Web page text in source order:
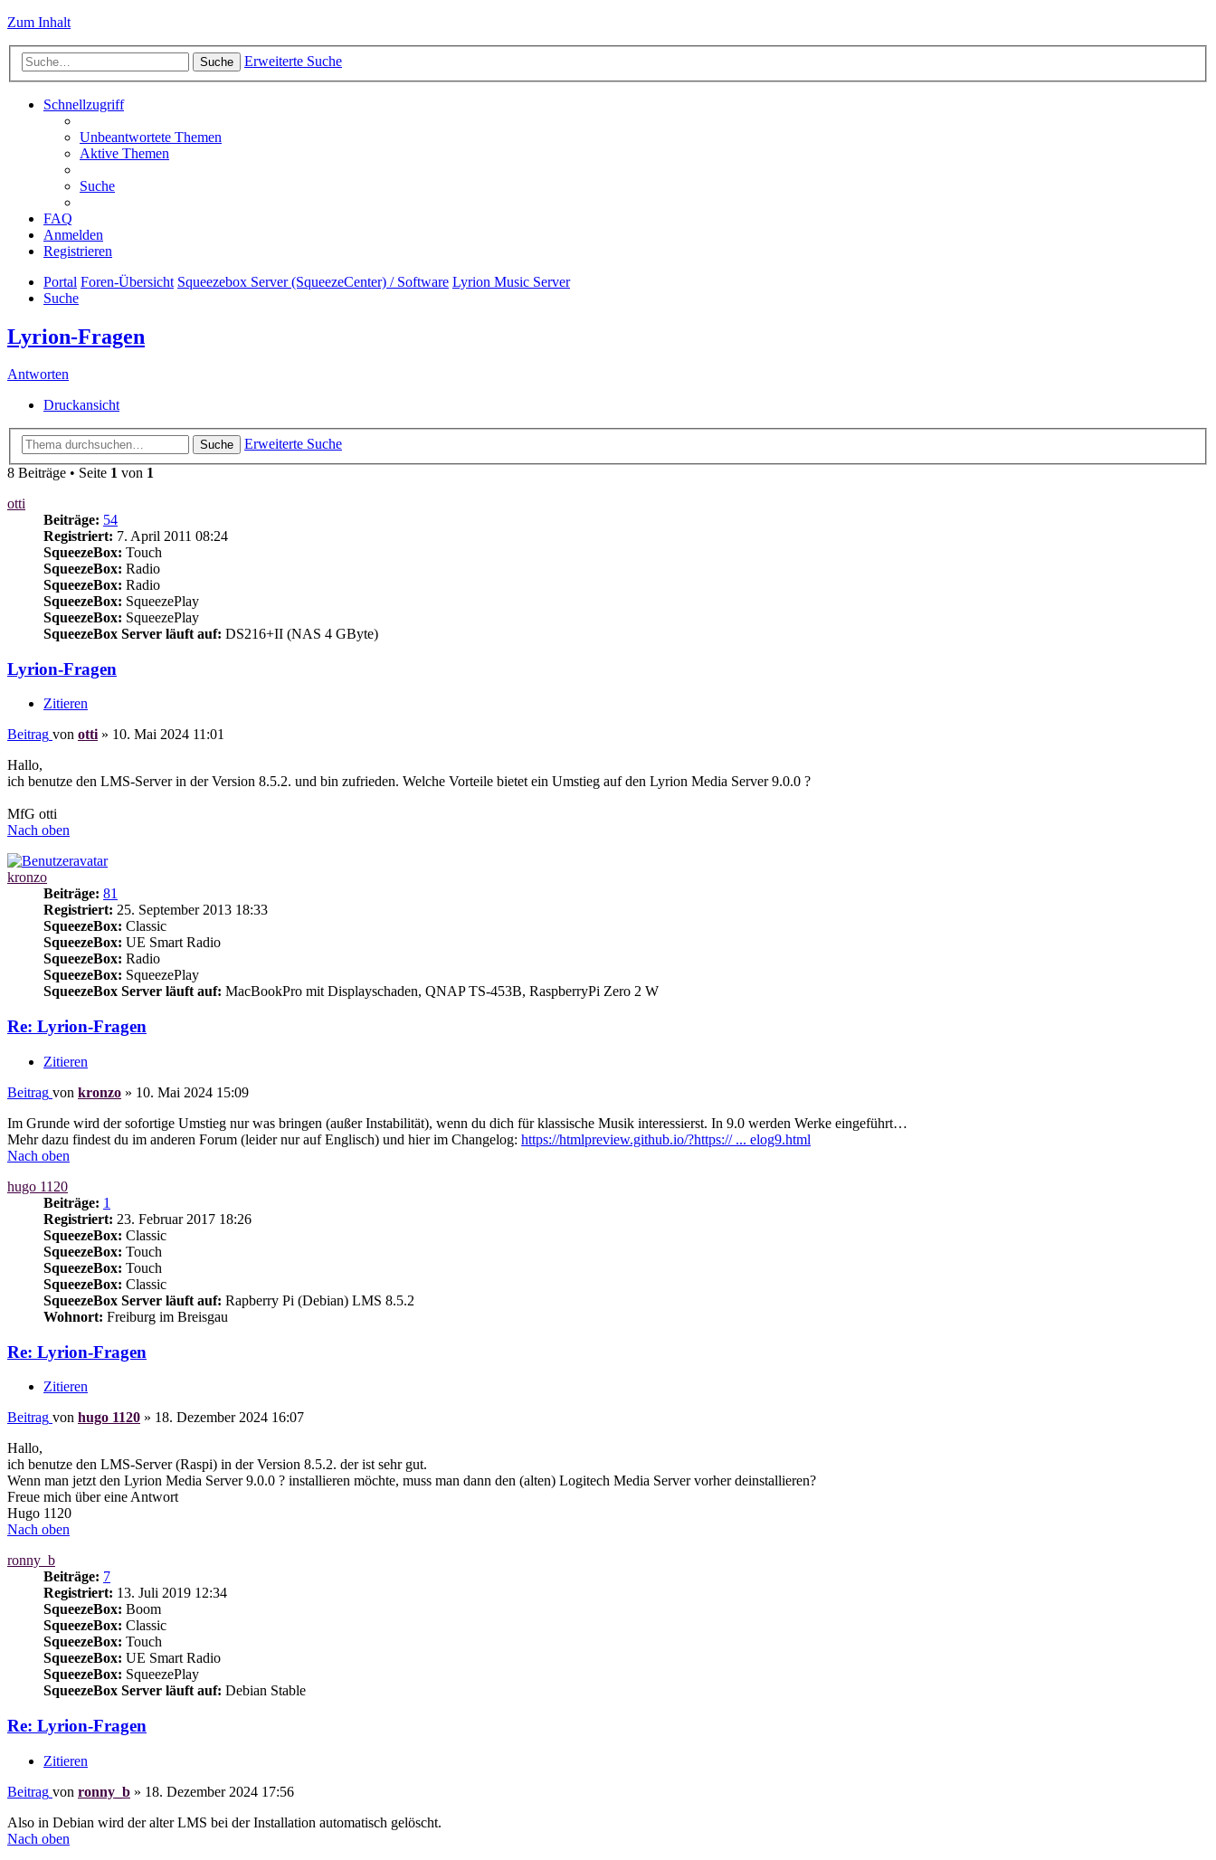
Zum Inhalt
Suche Erweiterte Suche
Schnellzugriff
Unbeantwortete Themen
Aktive Themen
Suche
FAQ
Anmelden
Registrieren
Portal Foren-Übersicht Squeezebox Server (SqueezeCenter) / Software Lyrion Music Server
Suche
Lyrion-Fragen
Antworten
Druckansicht
Suche
Erweiterte Suche
8 Beiträge • Seite 1 von 1
otti
Beiträge: 54
Registriert: 7. April 2011 08:24
SqueezeBox: Touch
SqueezeBox: Radio
SqueezeBox: Radio
SqueezeBox: SqueezePlay
SqueezeBox: SqueezePlay
SqueezeBox Server läuft auf: DS216+II (NAS 4 GByte)
Lyrion-Fragen
Zitieren
Beitrag von otti» 10. Mai 2024 11:01
Hallo,
ich benutze den LMS-Server in der Version 8.5.2. und bin zufrieden. Welche Vorteile bietet ein Umstieg auf den Lyrion Media Server 9.0.0 ?
MfG otti
Nach oben
kronzo
Beiträge: 81
Registriert: 25. September 2013 18:33
SqueezeBox: Classic
SqueezeBox: UE Smart Radio
SqueezeBox: Radio
SqueezeBox: SqueezePlay
SqueezeBox Server läuft auf: MacBookPro mit Displayschaden, QNAP TS-453B, RaspberryPi Zero 2 W
Re: Lyrion-Fragen
Zitieren
Beitrag von kronzo » 10. Mai 2024 15:09
Im Grunde wird der sofortige Umstieg nur was bringen (außer Instabilität), wenn du dich für klassische Musik interessierst. In 9.0 werden Werke eingeführt…
Mehr dazu findest du im anderen Forum (leider nur auf Englisch) und hier im Changelog: https://htmlpreview.github.io/?https:// ... elog9.html
Nach oben
hugo 1120
Beiträge: 1
Registriert: 23. Februar 2017 18:26
SqueezeBox: Classic
SqueezeBox: Touch
SqueezeBox: Touch
SqueezeBox: Classic
SqueezeBox Server läuft auf: Rapberry Pi (Debian) LMS 8.5.2
Wohnort: Freiburg im Breisgau
Re: Lyrion-Fragen
Zitieren
Beitrag von hugo 1120 » 18. Dezember 2024 16:07
Hallo,
ich benutze den LMS-Server (Raspi) in der Version 8.5.2. der ist sehr gut.
Wenn man jetzt den Lyrion Media Server 9.0.0 ? installieren möchte, muss man dann den (alten) Logitech Media Server vorher deinstallieren?
Freue mich über eine Antwort
Hugo 1120
Nach oben
ronny_b
Beiträge: 7
Registriert: 13. Juli 2019 12:34
SqueezeBox: Boom
SqueezeBox: Classic
SqueezeBox: Touch
SqueezeBox: UE Smart Radio
SqueezeBox: SqueezePlay
SqueezeBox Server läuft auf: Debian Stable
Re: Lyrion-Fragen
Zitieren
Beitrag von ronny_b » 18. Dezember 2024 17:56
Also in Debian wird der alter LMS bei der Installation automatisch gelöscht.
Nach oben